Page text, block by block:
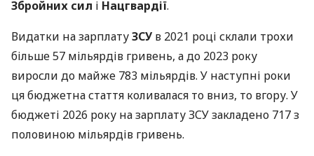
Збройних сил і Нацгвардії.
Видатки на зарплатуЗСУ в 2021 році склали трохи
більше 57 мільярдів гривень, а до 2023 року
виросли до майже 783 мільярдів. У наступні роки
ця бюджетна стаття коливалася то вниз, то вгору. У
бюджеті 2026 року на зарплату ЗСУ закладено 717 з
половиною мільярдів гривень.